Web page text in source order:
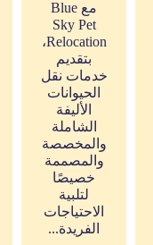
مع Blue
Sky Pet
Relocation،
بتقديم
خدمات نقل
الحيوانات
الأليفة
الشاملة
والمخصصة
والمصممة
خصيصًا
لتلبية
الاحتياجات
الفريدة...